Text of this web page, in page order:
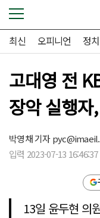
최신 오피니언 정치
고대영 전
장악 실행
박영채 기자
입력 2023-07-13
13일 윤두현 의